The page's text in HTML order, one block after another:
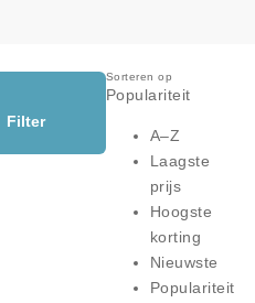
Filter
Sorteren op
Populariteit
A–Z
Laagste
prijs
Hoogste
korting
Nieuwste
Populariteit